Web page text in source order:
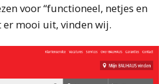
voor “functioneel, netjes en
er mooi uit, vinden wij.